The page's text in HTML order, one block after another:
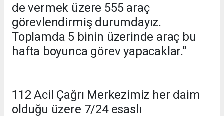
de vermek üzere 555 araç
görevlendirmiş durumdayız.
Toplamda 5 binin üzerinde araç bu
hafta boyunca görev yapacaklar.”
112 Acil Çağrı Merkezimiz her daim
olduğu üzere 7/24 esaslı